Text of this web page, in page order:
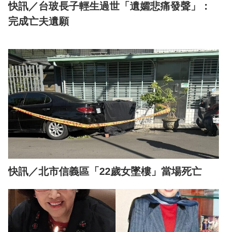
快訊／台玻長子輕生過世「遺孀悲痛發聲」：
完成亡夫遺願
快訊／北市信義區「22歲女墜樓」當場死亡